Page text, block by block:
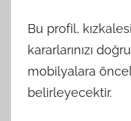
Bu profil,
kararlarınızı
mobilyalara
belirleyecektir.